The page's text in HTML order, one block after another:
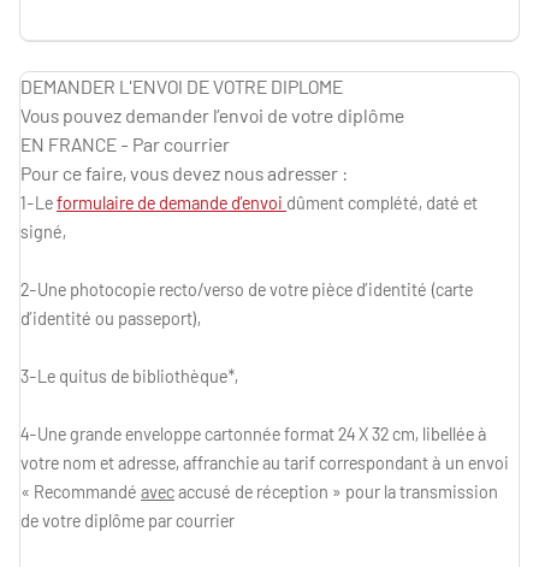
DEMANDER L'ENVOI DE VOTRE DIPLOME
Vous pouvez demander l’envoi de votre diplôme
EN FRANCE - Par courrier
Pour ce faire, vous devez nous adresser :
1-Leformulaire de demande d’envoi dûment complété, daté et
signé,
2-Une photocopie recto/verso de votre pièce d’identité (carte
d’identité ou passeport),
3-Le quitus de bibliothèque*,
4-Une grande enveloppe cartonnée format 24 X 32 cm, libellée à
votre nom et adresse, affranchie au tarif correspondant à un envoi
« Recommandé avecaccusé de réception » pour la transmission
de votre diplôme par courrier